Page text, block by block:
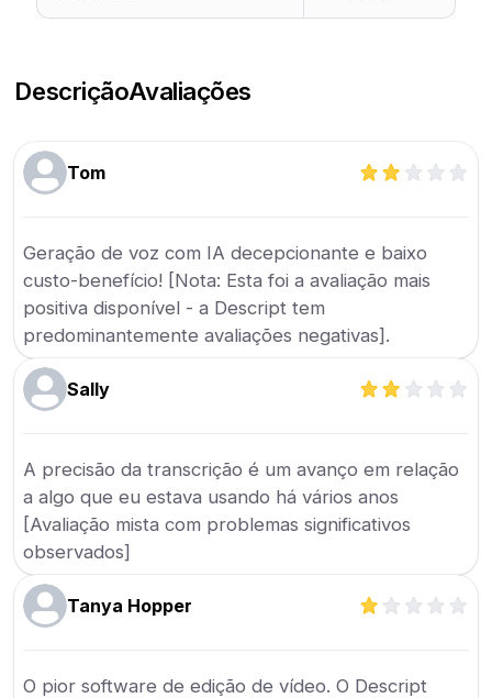
DescriçãoAvaliações
Tom
Geração de voz com IA decepcionante e baixo
custo-benefício! [Nota: Esta foi a avaliação mais
positiva disponível - a Descript tem
predominantemente avaliações negativas].
Sally
A precisão da transcrição é um avanço em relação
a algo que eu estava usando há vários anos
[Avaliação mista com problemas significativos
observados]
Tanya Hopper
O pior software de edição de vídeo. O Descript